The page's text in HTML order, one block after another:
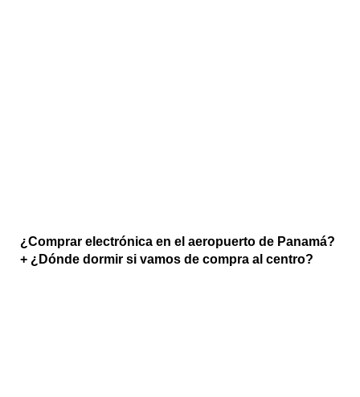
¿Comprar electrónica en el aeropuerto de Panamá?
+ ¿Dónde dormir si vamos de compra al centro?